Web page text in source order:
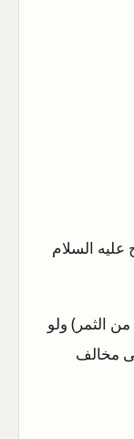
السلام
الثمر) ولو
مخالف